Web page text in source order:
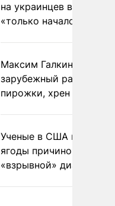
на украинцев в Польше
«только началом»
Максим Галкин
зарубежный райдер
пирожки, хрен и морс
Ученые в США назвали
ягоды причиной
«взрывной» диареи